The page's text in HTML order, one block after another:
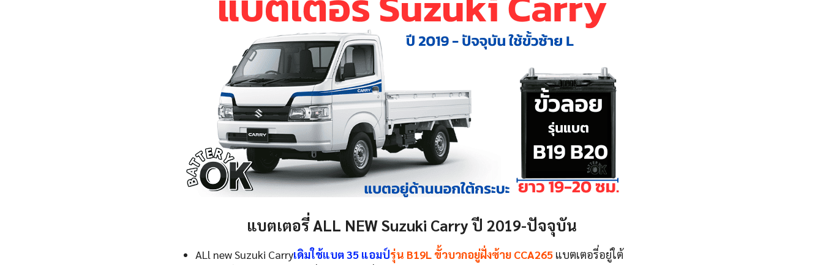
แบตเตอรี่ ALL NEW Suzuki Carry ปี 2019-ปัจจุบัน
ALl new Suzuki Carryเดิมใช้แบต 35 แอมป์รุ่น B19L ขั้วบวกอยู่ฝั่งซ้าย CCA265แบตเตอรี่อยู่ใต้